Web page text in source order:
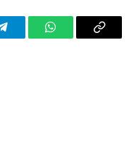
TelegramWhatsAppCopy